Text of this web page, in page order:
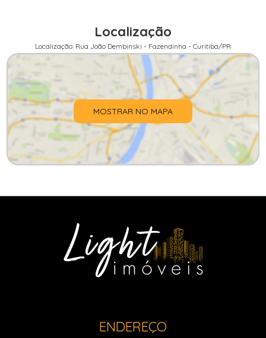
Localização
Localização: Rua João Dembinski - Fazendinha - Curitiba/PR
MOSTRAR NO MAPA
ENDEREÇO